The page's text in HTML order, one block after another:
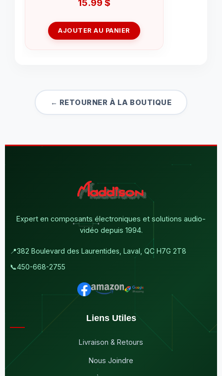
15.99 $
AJOUTER AU PANIER
← RETOURNER À LA BOUTIQUE
Expert en composants électroniques et solutions audio-
vidéo depuis 1994.
📍382 Boulevard des Laurentides, Laval, QC H7G 2T8
📞450-668-2755
Liens Utiles
Livraison & Retours
Nous Joindre